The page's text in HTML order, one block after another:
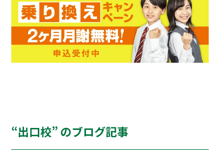
“出口校” のブログ記事